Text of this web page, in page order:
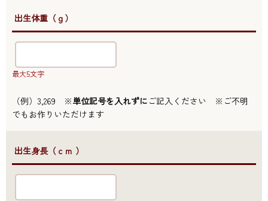
●出生体重（ｇ）
最大5文字
（例）3,269 ※単位記号を入れずに ご記入ください ※ご不明
でもお作りいただけます
●出生身長（ｃｍ ）